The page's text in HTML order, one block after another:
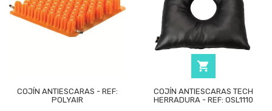
COJÍN ANTIESCARAS - REF:
POLYAIR

COJÍN ANTIESCARAS TECH
HERRADURA - REF: OSL1110